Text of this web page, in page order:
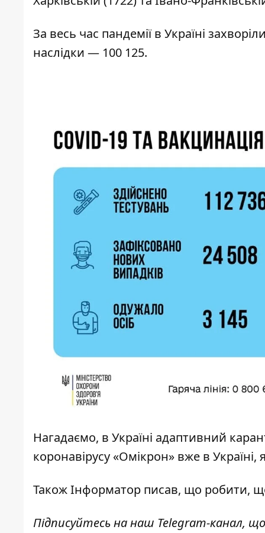
За весь час пандемії в Україні
наслідки — 100 125.
Нагадаємо, в Україні адаптивний
коронавірусу «Омікрон» вже в
ТакожІнформатор писав, що робити,
Підписуйтесь на наш Telegram-канал,